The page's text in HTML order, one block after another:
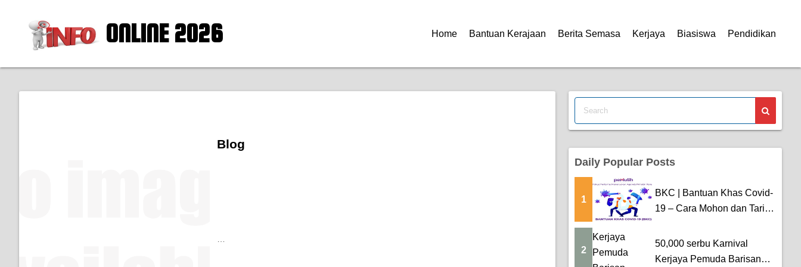
ONLINE 2026 Home Bantuan Kerajaan Berita Semasa Kerjaya Biasiswa Pendidikan
Blog
Daily Popular Posts
1
BKC | Bantuan Khas Covid-
19 – Cara Mohon dan Tarikh
2
50,000 serbu Karnival
Kerjaya Pemuda Barisan